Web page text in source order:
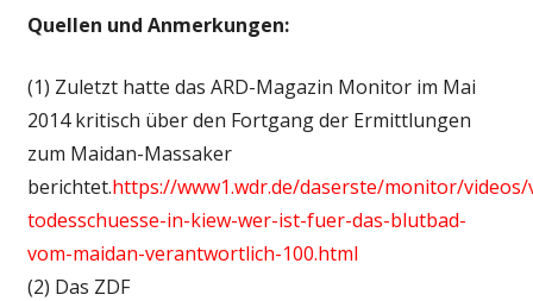
Quellen und Anmerkungen:
(1) Zuletzt hatte das ARD-Magazin Monitor im Mai
2014 kritisch über den Fortgang der Ermittlungen
zum Maidan-Massaker
berichtet.https://www1.wdr.de/daserste/monitor/videos/
todesschuesse-in-kiew-wer-ist-fuer-das-blutbad-
vom-maidan-verantwortlich-100.html
(2) Das ZDF